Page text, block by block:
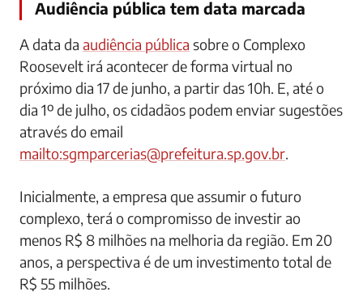
Audiência pública tem data marcada
A data da audiência pública sobre o Complexo
Roosevelt irá acontecer de forma virtual no
próximo dia 17 de junho, a partir das 10h. E, até o
dia 1º de julho, os cidadãos podem enviar sugestões
através do email
mailto:sgmparcerias@prefeitura.sp.gov.br.
Inicialmente, a empresa que assumir o futuro
complexo, terá o compromisso de investir ao
menos R$ 8 milhões na melhoria da região. Em 20
anos, a perspectiva é de um investimento total de
R$ 55 milhões.